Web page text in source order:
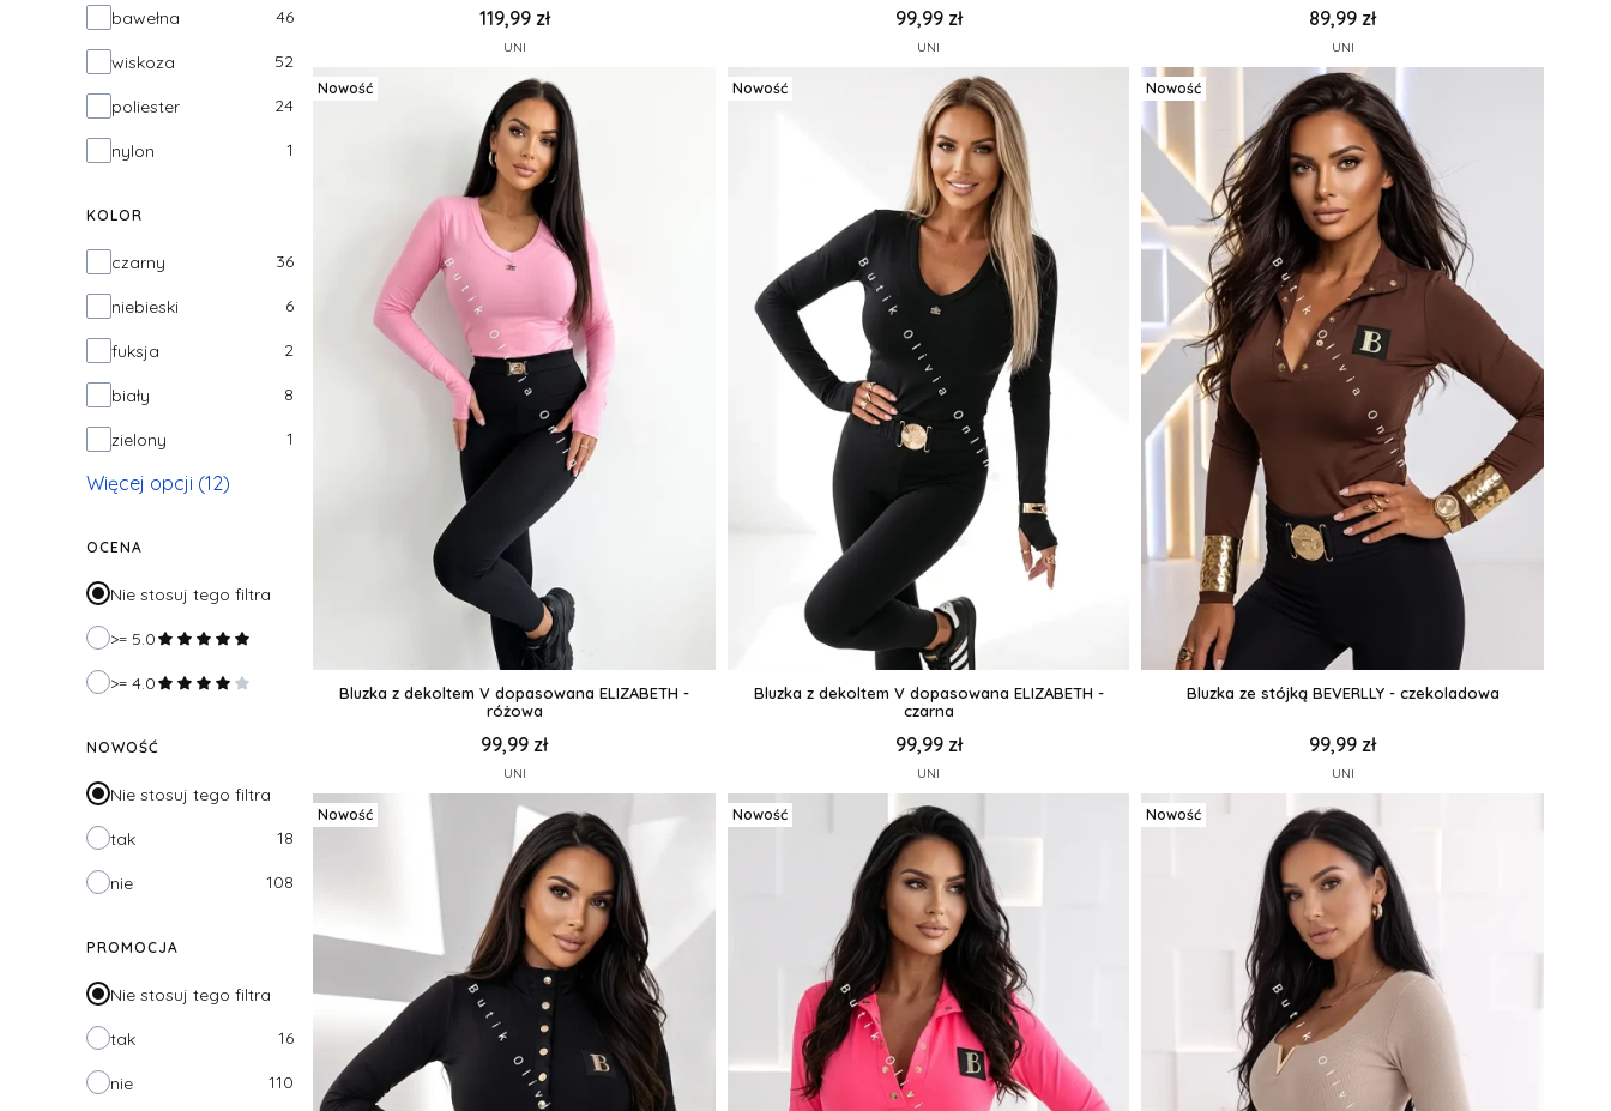
Materiał
bawełna 46
wiskoza 52
poliester 24
nylon 1
KOLOR
Kolorczarny 36
niebieski 6
fuksja 2
biały 8
zielony 1
Więcej opcji (12)
OCENA
Nie stosuj tego filtra
>= 5.0
>= 4.0
NOWOŚĆ
Nie stosuj tego filtra
tak 18
nie 108
PROMOCJA
Nie stosuj tego filtra
tak 16
nie 110
119,99 zł
UNI
99,99 zł
UNI
89,99 zł
UNI
Nowość
Bluzka z dekoltem V dopasowana ELIZABETH -
różowa
99,99 zł
UNI
Nowość
Bluzka z dekoltem V dopasowana ELIZABETH -
czarna
99,99 zł
UNI
Nowość
Bluzka ze stójką BEVERLLY - czekoladowa
99,99 zł
UNI
Nowość Nowość Nowość